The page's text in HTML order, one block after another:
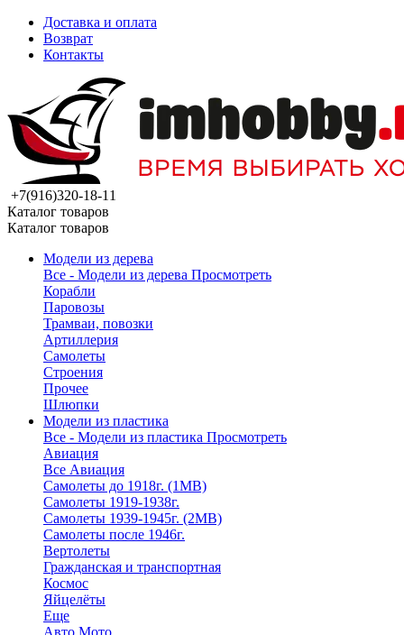
Доставка и оплата
Возврат
Контакты
+7(916)320-18-11
Каталог товаров
Каталог товаров
Модели из дерева
Все - Модели из дерева Просмотреть
Корабли
Паровозы
Трамваи, повозки
Артиллерия
Самолеты
Строения
Прочее
Шлюпки
Модели из пластика
Все - Модели из пластика Просмотреть
Авиация
Все Авиация
Самолеты до 1918г. (1МВ)
Самолеты 1919-1938г.
Самолеты 1939-1945г. (2МВ)
Самолеты после 1946г.
Вертолеты
Гражданская и транспортная
Космос
Яйцелёты
Еще
Авто Мото